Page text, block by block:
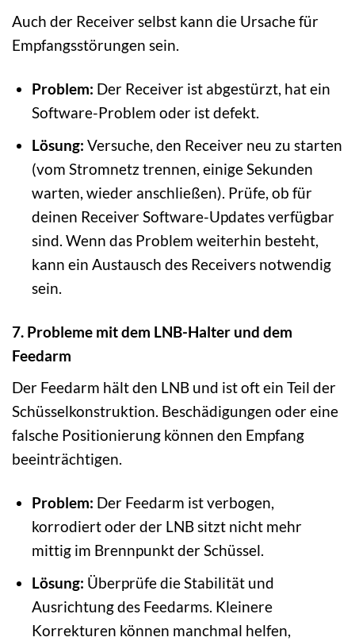
Auch der Receiver selbst kann die Ursache für
Empfangsstörungen sein.
Problem: Der Receiver ist abgestürzt, hat ein
Software-Problem oder ist defekt.
Lösung: Versuche, den Receiver neu zu starten
(vom Stromnetz trennen, einige Sekunden
warten, wieder anschließen). Prüfe, ob für
deinen Receiver Software-Updates verfügbar
sind. Wenn das Problem weiterhin besteht,
kann ein Austausch des Receivers notwendig
sein.
7. Probleme mit dem LNB-Halter und dem
Feedarm
Der Feedarm hält den LNB und ist oft ein Teil der
Schüsselkonstruktion. Beschädigungen oder eine
falsche Positionierung können den Empfang
beeinträchtigen.
Problem: Der Feedarm ist verbogen,
korrodiert oder der LNB sitzt nicht mehr
mittig im Brennpunkt der Schüssel.
Lösung: Überprüfe die Stabilität und
Ausrichtung des Feedarms. Kleinere
Korrekturen können manchmal helfen,